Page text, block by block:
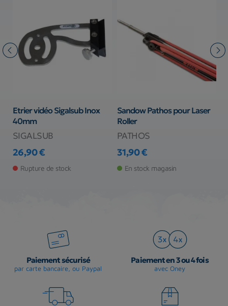
Etrier vidéo Sigalsub Inox
40mm
SIGALSUB
Prix
26,90 €
Rupture de stock
Sandow Pathos pour Laser
Roller
PATHOS
Prix
31,90 €
En stock magasin
Paiement sécurisé
par carte bancaire, ou Paypal
Paiement en 3 ou 4 fois
avec Oney